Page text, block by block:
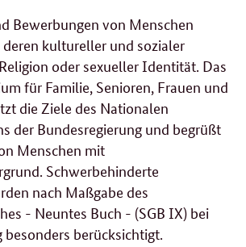
Bewerbungen von Menschen
kultureller und sozialer
oder sexueller Identität. Das
für Familie, Senioren, Frauen und
die Ziele des Nationalen
der Bundesregierung und begrüßt
Menschen mit
Schwerbehinderte
nach Maßgabe des
- Neuntes Buch - (SGB IX) bei
besonders berücksichtigt.